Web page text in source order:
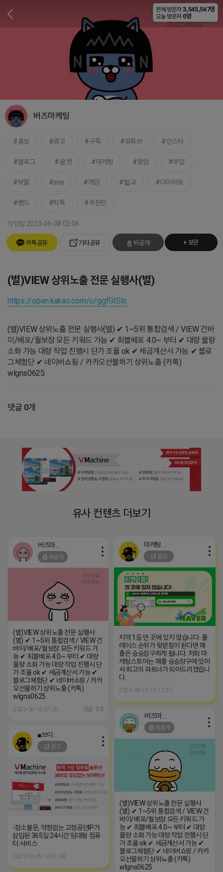
비공개
버즈마케팅
홍보 광고 구독 유튜브 인스타
블로그 옾챗 마케팅 창업 부업
맞팔 sns 게임 핱교 다이어트
밴드 틱톡 추천인
작성일 2023-06-08 03:06
카톡공유 기타공유 비공개 + 보관
(별)VIEW 상위노출 전문 실행사(별)
https://open.kakao.com/o/ggfGtSIc
(별)VIEW 상위노출 전문 실행사(별) ✔ 1~5위 통합검색 / VIEW 건바
이/배포/월보장 모든 키워드 가능 ✔ 최블배포 4.0~ 부터 ✔ 대량 물량
소화 가능 대량 작업 진행시 단가 조율 ok ✔ 세금계산서 가능 ✔ 블로
그체험단 ✔ 네이버쇼핑 / 카카오선물하기 상위노출 (카톡)
wlgns0625
댓글 0개
유사 컨텐츠 더보기
버즈마케팅
비공개
(별)VIEW 상위노출 전문 실행사
(별) ✔ 1~5위 통합검색 / VIEW 건
바이/배포/월보장 모든 키워드 가
능 ✔ 최블배포 4.0~ 부터 ✔ 대량
물량 소화 가능 대량 작업 진행시 단
가 조율 ok ✔ 세금계산서 가능 ✔
블로그체험단 ✔ 네이버쇼핑 / 카카
오선물하기 상위노출 (카톡)
wlgns0625
2023-06-16 07:09 댓글: 0개
광고
지역 1등 먼 곳에 있지 않습니다. 플
레이스 순위가 뒷받침이 된다면 매
출은 승승장구하게 됩니다. 저희 마
케팅스토어는 매출 승승장구에 있어
서 최고의 파트너가 되어드리겠습니
다.
2024-09-20 15:17:27
버즈마케팅
비공개
(별)VIEW 상위노출 전문 실행사
(별) ✔ 1~5위 통합검색 / VIEW 건
바이/배포/월보장 모든 키워드 가
능 ✔ 최블배포 4.0~ 부터 ✔ 대량
물량 소화 가능 대량 작업 진행시 단
가 조율 ok ✔ 세금계산서 가능 ✔
블로그체험단 ✔ 네이버쇼핑 / 카카
오선물하기 상위노출 (카톡)
wlgns0625
광고
-장소불문, 약정없는 고정공인IP가
삽입된 365일 24시간 임대형 컴퓨
터 서비스
2023-09-05 19:01:58
전체 방문자 3,545,567명
오늘 방문자 0명